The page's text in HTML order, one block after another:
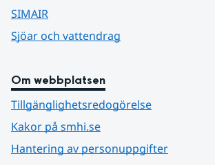
SIMAIR
Sjöar och vattendrag
Om webbplatsen
Tillgänglighetsredogörelse
Kakor på smhi.se
Hantering av personuppgifter